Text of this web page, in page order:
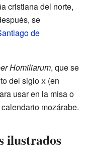
cristiana del norte,
se
de
Homiliarum, que se
del siglox (en
usar en la misa o
mozárabe.
ilustrados